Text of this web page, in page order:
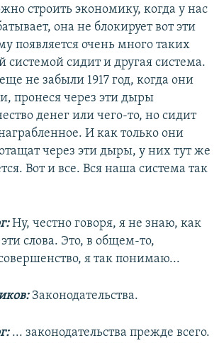
строить экономику, когда у нас
она не блокирует вот эти
появляется очень много таких
системой сидит и другая система.
не забыли 1917 год, когда они
пронеся через эти дыры
денег или чего-то, но сидит
И как только они
через эти дыры, у них тут же
Вот и все. Вся наша система так
Ну, честно говоря, я не знаю, как
слова. Это, в общем-то,
я так понимаю...
Законодательства.
... законодательства прежде всего.